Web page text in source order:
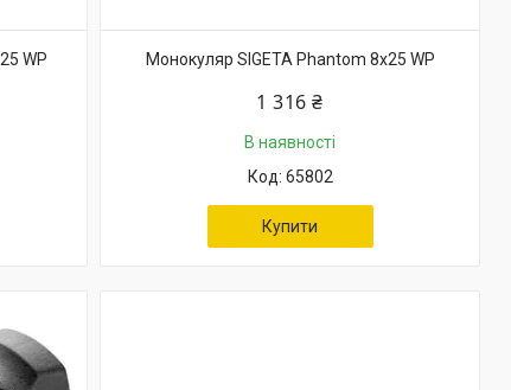
WP Монокуляр SIGETA Phantom 8x25 WP
1 316 ₴
В наявності
65802
Купити